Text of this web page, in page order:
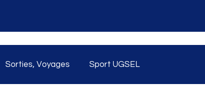
Sorties, Voyages Sport UGSEL